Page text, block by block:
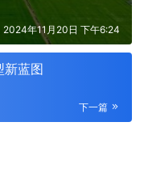
2024年11月20日 下午6:24
新蓝图
下一篇